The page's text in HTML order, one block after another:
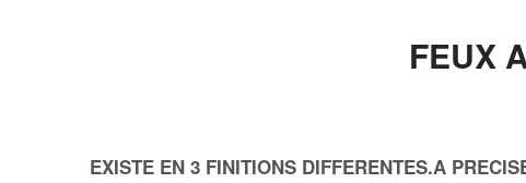
FEUX
EXISTE EN 3 FINITIONS DIFFERENTES.A